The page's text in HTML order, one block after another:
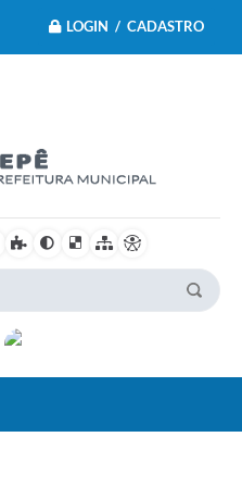
LOGIN / CADASTRO